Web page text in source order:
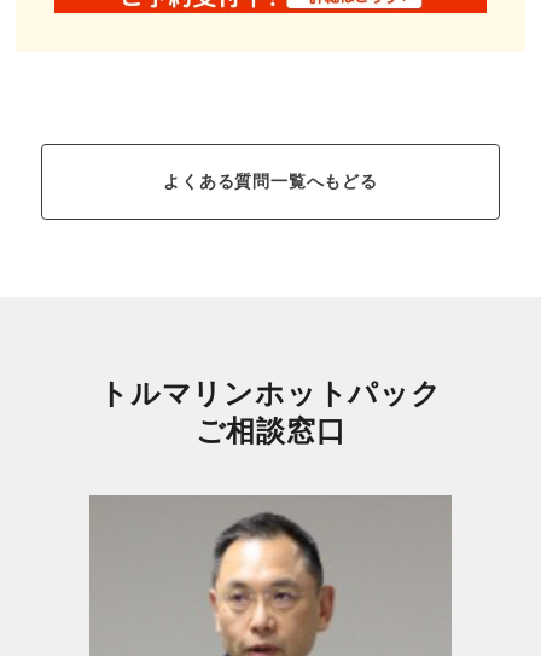
特定商取引法に基づく表記
よくある質問一覧へもどる
トルマリンホットパック
ご相談窓口